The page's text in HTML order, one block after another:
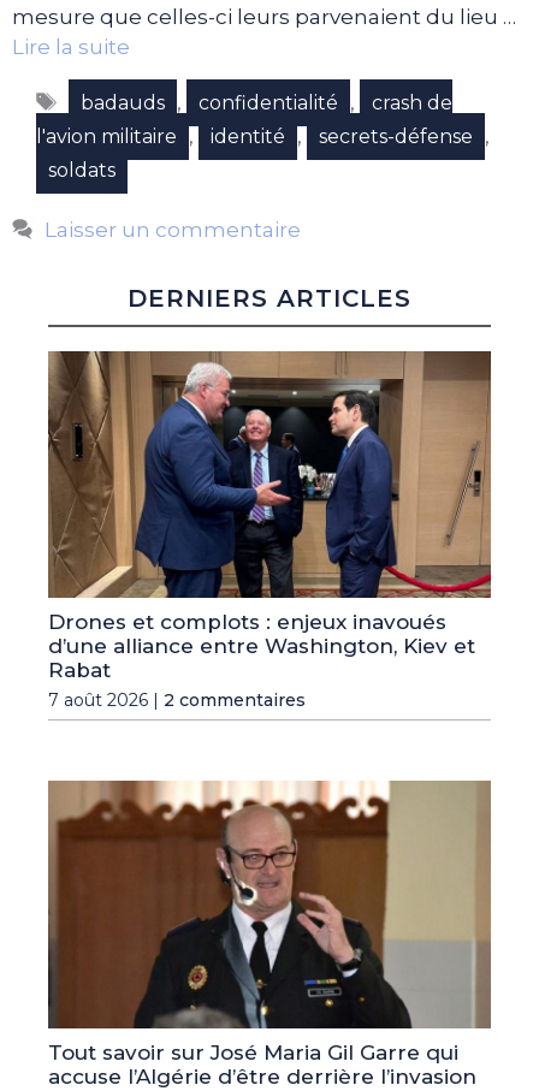
mesure que celles-ci leurs parvenaient du lieu …
Lire la suite
Étiquettes
badauds , confidentialité ,
crash de
l'avion militaire
, identité , secrets-défense ,
soldats
Laisser un commentaire
DERNIERS ARTICLES
Drones et complots : enjeux inavoués
d’une alliance entre Washington, Kiev et
Rabat
7 août 2026 | 2 commentaires
Tout savoir sur José Maria Gil Garre qui
accuse l’Algérie d’être derrière l’invasion